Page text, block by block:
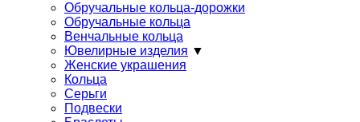
Обручальные кольца-дорожки
Обручальные кольца
Венчальные кольца
Ювелирные изделия ▼
Женские украшения
Кольца
Серьги
Подвески